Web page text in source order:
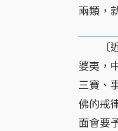
兩類，
〔近
婆夷，
三寶、
佛的戒
面會要